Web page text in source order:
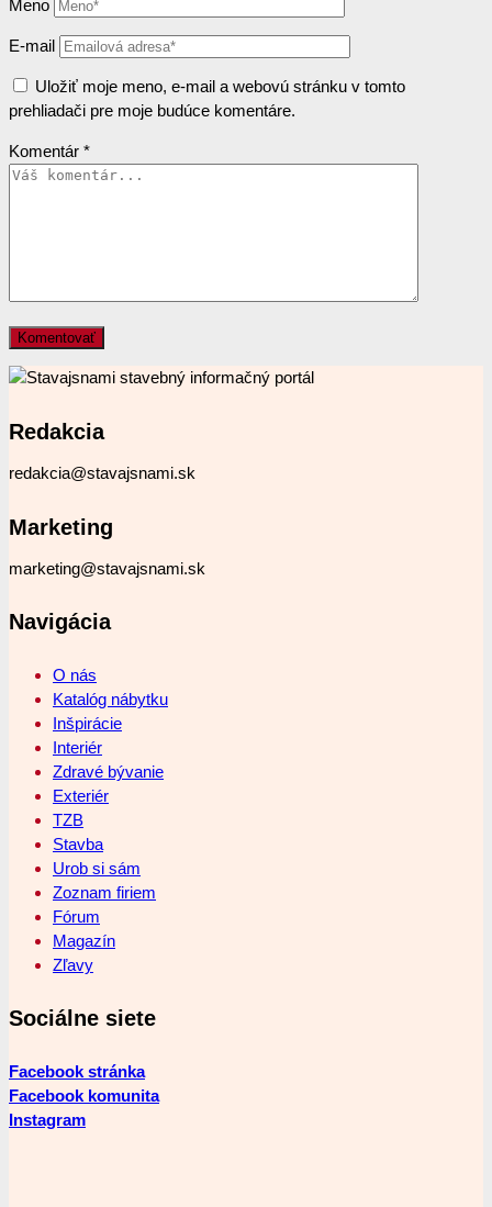
Meno
E-mail
Uložiť moje meno, e-mail a webovú stránku v tomto
prehliadači pre moje budúce komentáre.
Komentár *
Redakcia
redakcia@stavajsnami.sk
Marketing
marketing@stavajsnami.sk
Navigácia
O nás
Katalóg nábytku
Inšpirácie
Interiér
Zdravé bývanie
Exteriér
TZB
Stavba
Urob si sám
Zoznam firiem
Fórum
Magazín
Zľavy
Sociálne siete
Facebook stránka
Facebook komunita
Instagram